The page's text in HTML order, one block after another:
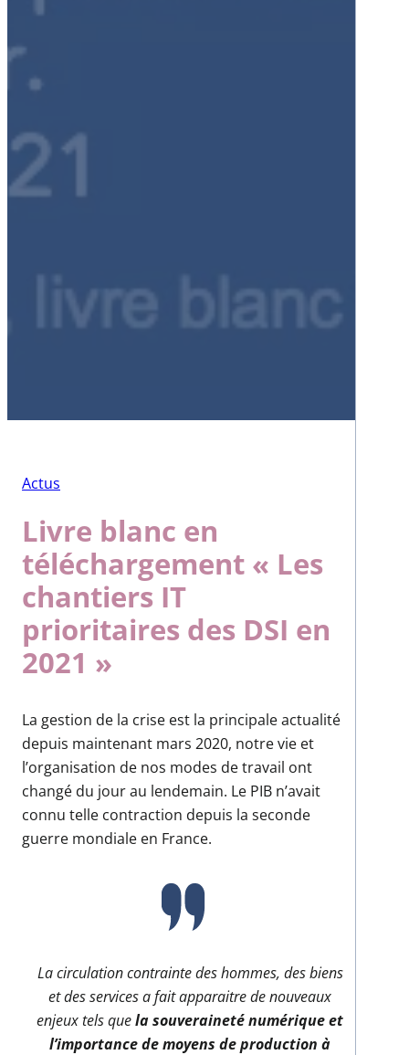
Actus
Livre blanc en
téléchargement « Les
chantiers IT
prioritaires des DSI en
2021 »
La gestion de la crise est la principale actualité
depuis maintenant mars 2020, notre vie et
l’organisation de nos modes de travail ont
changé du jour au lendemain. Le PIB n’avait
connu telle contraction depuis la seconde
guerre mondiale en France.
La circulation contrainte des hommes, des biens
et des services a fait apparaitre de nouveaux
enjeux tels quela souveraineté numérique et
l’importance de moyens de production à